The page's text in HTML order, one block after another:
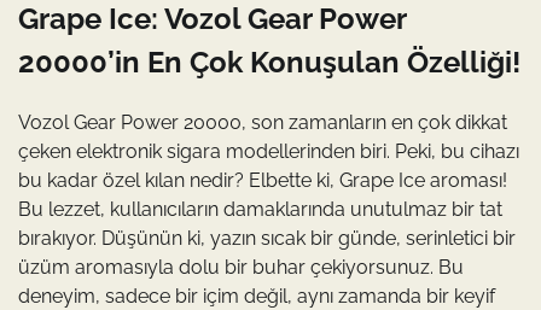
Grape Ice: Vozol Gear Power
20000’in En Çok Konuşulan Özelliği!
Vozol Gear Power 20000, son zamanların en çok dikkat
çeken elektronik sigara modellerinden biri. Peki, bu cihazı
bu kadar özel kılan nedir? Elbette ki, Grape Ice aroması!
Bu lezzet, kullanıcıların damaklarında unutulmaz bir tat
bırakıyor. Düşünün ki, yazın sıcak bir günde, serinletici bir
üzüm aromasıyla dolu bir buhar çekiyorsunuz. Bu
deneyim, sadece bir içim değil, aynı zamanda bir keyif